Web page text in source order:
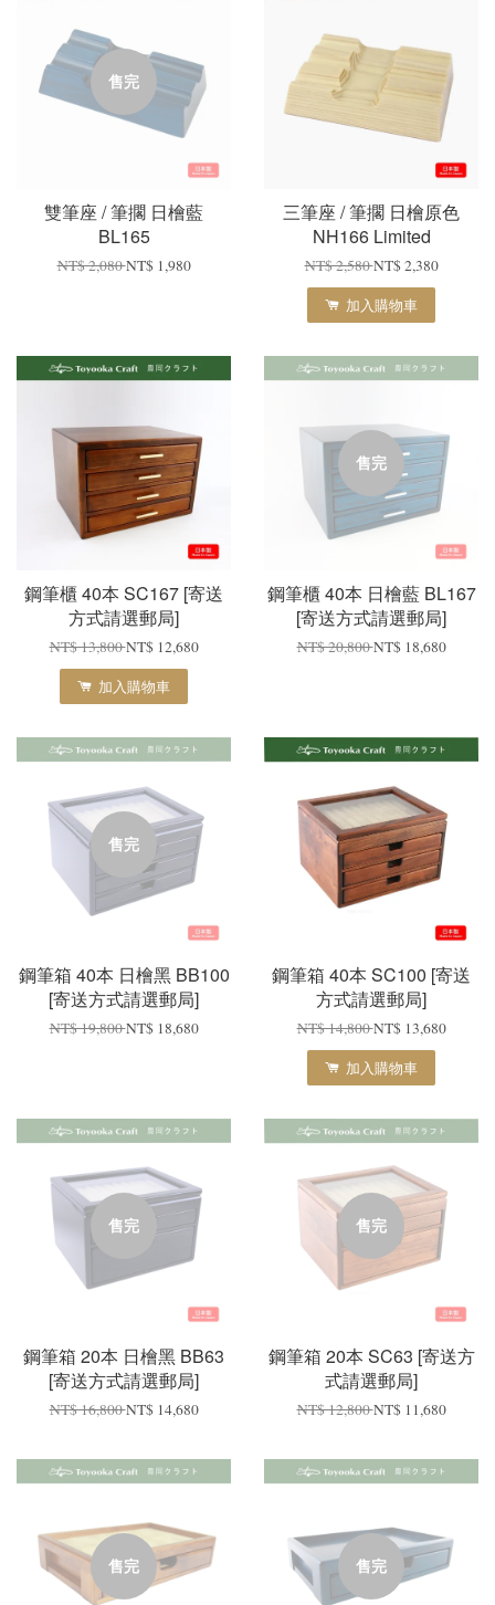
售完
雙筆座 / 筆擱 日檜藍
BL165
NT$ 2,080NT$ 1,980
三筆座 / 筆擱 日檜原色
NH166 Limited
NT$ 2,580NT$ 2,380
加入購物車
鋼筆櫃 40本 SC167 [寄送
方式請選郵局]
NT$ 13,800NT$ 12,680
加入購物車
售完
鋼筆櫃 40本 日檜藍 BL167
[寄送方式請選郵局]
NT$ 20,800NT$ 18,680
售完
鋼筆箱 40本 日檜黑 BB100
[寄送方式請選郵局]
NT$ 19,800NT$ 18,680
鋼筆箱 40本 SC100 [寄送
方式請選郵局]
NT$ 14,800NT$ 13,680
加入購物車
售完
鋼筆箱 20本 日檜黑 BB63
[寄送方式請選郵局]
NT$ 16,800NT$ 14,680
售完
鋼筆箱 20本 SC63 [寄送方
式請選郵局]
NT$ 12,800NT$ 11,680
售完 售完